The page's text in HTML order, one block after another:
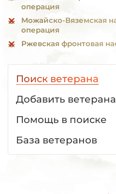
операция
Можайско-Вяземская
операция
Ржевская фронтовая
Поиск ветерана
Добавить ветерана
Помощь в поиске
База ветеранов